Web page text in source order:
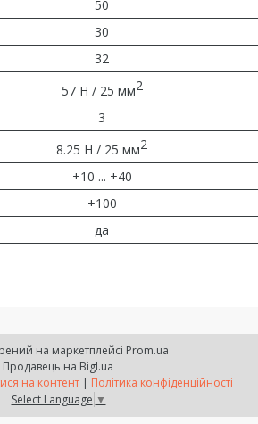
50
30
32
57 H / 25 мм2
3
8.25 Н / 25 мм2
+10 ... +40
+100
да
на маркетплейсі Prom.ua
Продавець на Bigl.ua
на контент | Політика конфіденційності
Select Language ▼